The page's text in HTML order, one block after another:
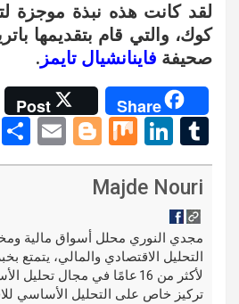
لقد كانت هذه نبذة موجزة
كوك، والتي قام بتقديمها
صحيفة فاينانشيال تايمز .
Share
Post
T
u
m
bl
r
Li
n
ke
n
M
ix
Bl
o
er
E
m
Majde Nouri
مجدي النوري محلل أسواق مالية
التحليل الاقتصادي والمالي، يتمتع
لأكثر من 16 عامًا في مجال تحليل
تركيز خاص على التحليل الأساسي